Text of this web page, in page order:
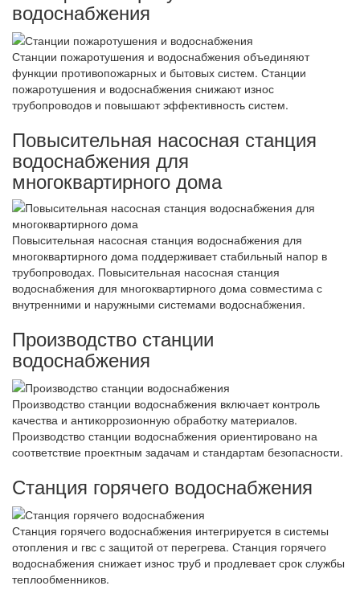
водоснабжения
Станции пожаротушения и водоснабжения объединяют
функции противопожарных и бытовых систем. Станции
пожаротушения и водоснабжения снижают износ
трубопроводов и повышают эффективность систем.
Повысительная насосная станция
водоснабжения для
многоквартирного дома
Повысительная насосная станция водоснабжения для
многоквартирного дома поддерживает стабильный напор в
трубопроводах. Повысительная насосная станция
водоснабжения для многоквартирного дома совместима с
внутренними и наружными системами водоснабжения.
Производство станции
водоснабжения
Производство станции водоснабжения включает контроль
качества и антикоррозионную обработку материалов.
Производство станции водоснабжения ориентировано на
соответствие проектным задачам и стандартам безопасности.
Станция горячего водоснабжения
Станция горячего водоснабжения интегрируется в системы
отопления и гвс с защитой от перегрева. Станция горячего
водоснабжения снижает износ труб и продлевает срок службы
теплообменников.